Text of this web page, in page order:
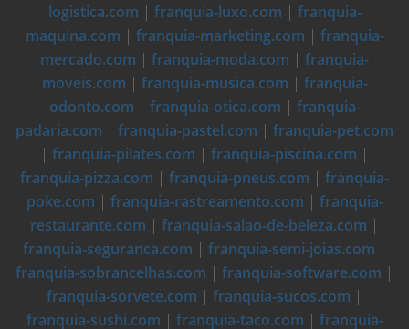
logistica.com | franquia-luxo.com | franquia-
maquina.com | franquia-marketing.com | franquia-
mercado.com | franquia-moda.com | franquia-
moveis.com | franquia-musica.com | franquia-
odonto.com | franquia-otica.com | franquia-
padaria.com | franquia-pastel.com | franquia-pet.com
| franquia-pilates.com | franquia-piscina.com |
franquia-pizza.com | franquia-pneus.com | franquia-
poke.com | franquia-rastreamento.com | franquia-
restaurante.com | franquia-salao-de-beleza.com |
franquia-seguranca.com | franquia-semi-joias.com |
franquia-sobrancelhas.com | franquia-software.com |
franquia-sorvete.com | franquia-sucos.com |
franquia-sushi.com | franquia-taco.com | franquia-